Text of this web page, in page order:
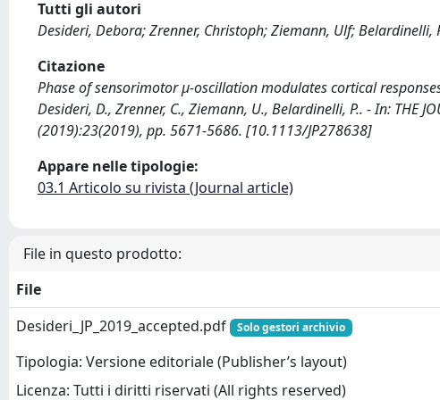
Tutti gli autori
Desideri, Debora; Zrenner, Christoph; Ziemann, Ulf; Belardinelli,
Citazione
Phase of sensorimotor μ-oscillation modulates cortical
Desideri, D., Zrenner, C., Ziemann, U., Belardinelli, P.. - In: THE
(2019):23(2019), pp. 5671-5686. [10.1113/JP278638]
Appare nelle tipologie:
03.1 Articolo su rivista (Journal article)
File in questo prodotto:
File
Desideri_JP_2019_accepted.pdf
Solo gestori archivio
Tipologia: Versione editoriale (Publisher’s layout)
Licenza: Tutti i diritti riservati (All rights reserved)